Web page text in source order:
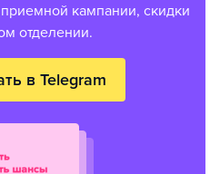
кампании, скидки
отделении.
в Telegram